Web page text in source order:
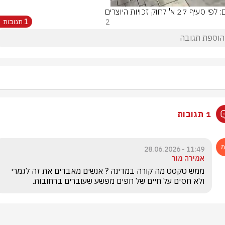
27 א' לחוק זכויות היוצרים
2 1 תגובות
1 תגובות
11:49 - 28.06.2026
אמירה מור
ולא חסים על חיים של חפים מפשע שעוברים ברחובות.